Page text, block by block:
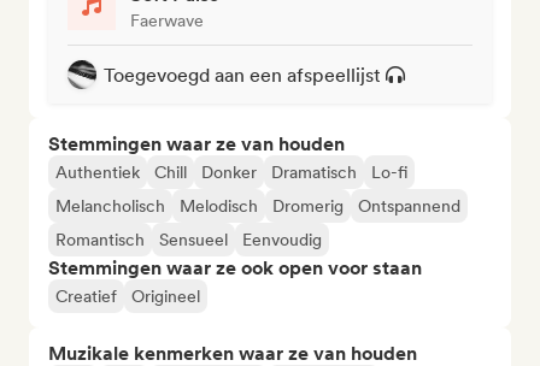
Faerwave
Toegevoegd aan een afspeellijst
Stemmingen waar ze van houden
Authentiek Chill Donker Dramatisch
Lo-fi
Melancholisch
Melodisch Dromerig
Ontspannend
Romantisch
Sensueel Eenvoudig
Stemmingen waar ze ook open voor staan
Creatief Origineel
Muzikale kenmerken waar ze van houden